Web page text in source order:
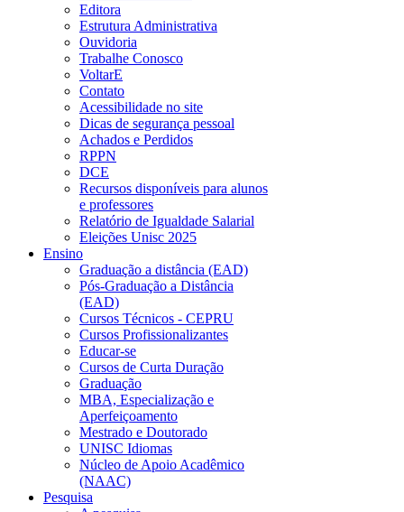
Editora
Estrutura Administrativa
Ouvidoria
Trabalhe Conosco
VoltarE
Contato
Acessibilidade no site
Dicas de segurança pessoal
Achados e Perdidos
RPPN
DCE
Recursos disponíveis para alunos
e professores
Relatório de Igualdade Salarial
Eleições Unisc 2025
Ensino
Graduação a distância (EAD)
Pós-Graduação a Distância
(EAD)
Cursos Técnicos - CEPRU
Cursos Profissionalizantes
Educar-se
Cursos de Curta Duração
Graduação
MBA, Especialização e
Aperfeiçoamento
Mestrado e Doutorado
UNISC Idiomas
Núcleo de Apoio Acadêmico
(NAAC)
Pesquisa